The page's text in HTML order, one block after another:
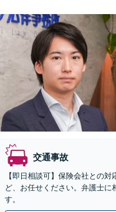
交通事故
【即日相談可】保険会社との
ど、お任せください。弁護士に
す。